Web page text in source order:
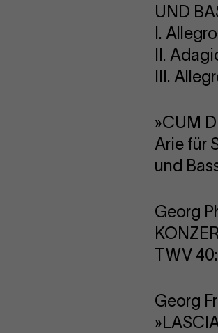
UND
I. Allegro
II.
III.
»CUM
Arie für
und
Georg
TWV
Georg